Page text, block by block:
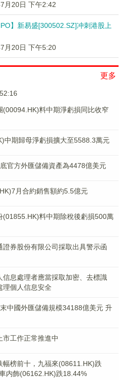
月20日 下午2:42
IPO】新易盛[300502.SZ]冲刺港股上
月20日 下午5:20
更多
(00094.HK)料中期淨虧損同比收窄
中期歸母淨虧損擴大至5588.3萬元
官方外匯儲備資產為4478億美元
月合約銷售額約5.5億元
(01855.HK)料中期除稅後虧損500萬
證券股份有限公司採取出具警示函
信息處理者應當採取加密、去標識
理個人信息安全
中國外匯儲備規模34188億美元 升
市工作正常推進中
幅榜前十，九福來(08611.HK)跌
内飾(06162.HK)跌18.44%